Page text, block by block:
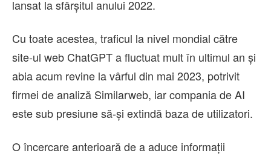
lansat la sfârşitul anului 2022.
Cu toate acestea, traficul la nivel mondial către
site-ul web ChatGPT a fluctuat mult în ultimul an şi
abia acum revine la vârful din mai 2023, potrivit
firmei de analiză Similarweb, iar compania de AI
este sub presiune să-şi extindă baza de utilizatori.
O încercare anterioară de a aduce informaţii